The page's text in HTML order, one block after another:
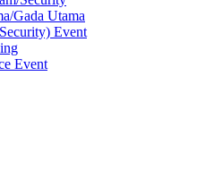
Gada Utama
Event
Event